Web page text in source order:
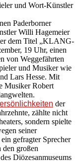
und Wort-Künstler
Paderborner
Willi Hagemeier
dem Titel „KLANG-
19 Uhr, einen
von Weggefährten
und Musiker wie
Lars Hesse. Mit
Musiker Robert
der
zählte nicht
sondern spielte
seiner
gefragter Sprecher
großen
Diözesanmuseums